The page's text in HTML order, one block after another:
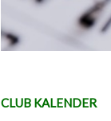
CLUB KALENDER